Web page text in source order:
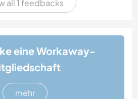
all 1 feedbacks
eine Workaway-
mehr